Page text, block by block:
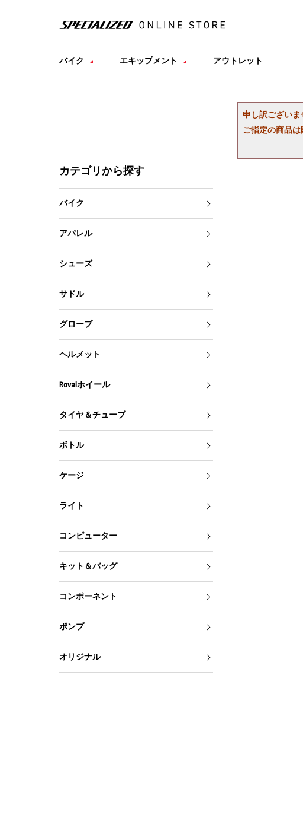
バイク エキップメント アウトレット
申し訳ございま
ご指定の商品は
カテゴリから探す
バイク
アパレル
シューズ
サドル
グローブ
ヘルメット
Rovalホイール
タイヤ＆チューブ
ボトル
ケージ
ライト
コンピューター
キット＆バッグ
コンポーネント
ポンプ
オリジナル